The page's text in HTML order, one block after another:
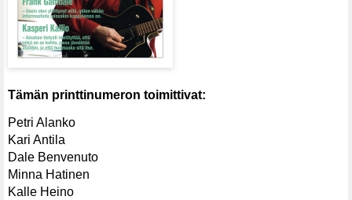
Tämän printtinumeron toimittivat:
Petri Alanko
Kari Antila
Dale Benvenuto
Minna Hatinen
Kalle Heino